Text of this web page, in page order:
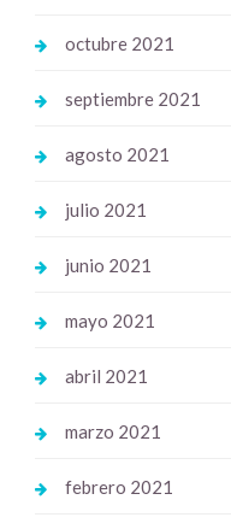
octubre 2021
septiembre 2021
agosto 2021
julio 2021
junio 2021
mayo 2021
abril 2021
marzo 2021
febrero 2021